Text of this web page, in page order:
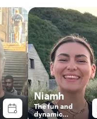
Niamh
The fun and
dynamic